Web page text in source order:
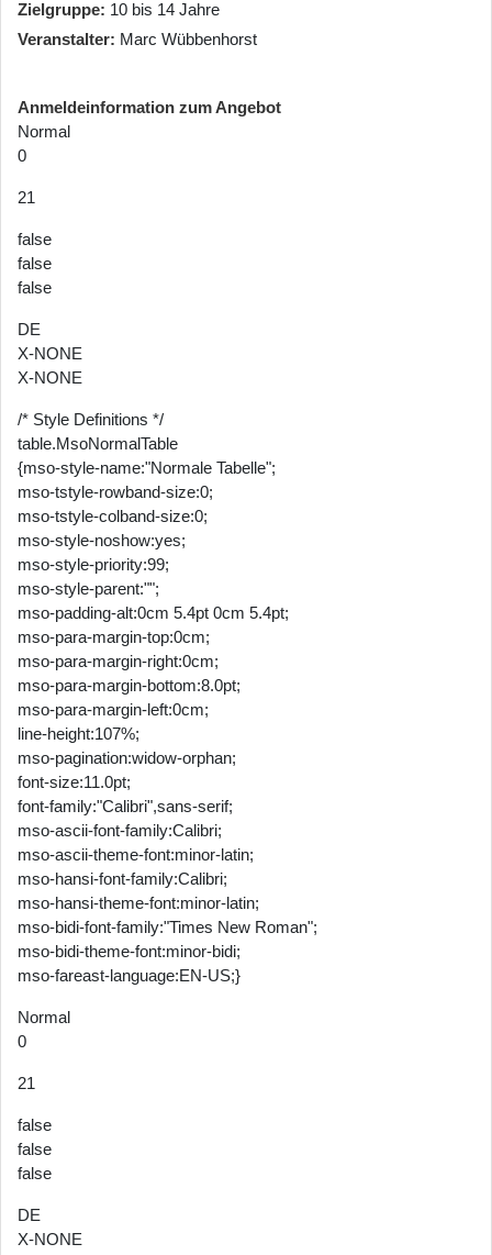
Zielgruppe 10 bis 14 Jahre
Veranstalter Marc Wübbenhorst
Anmeldeinformation zum Angebot
Normal
0
21
false
false
false
DE
X-NONE
X-NONE
/* Style Definitions */
table.MsoNormalTable
{mso-style-name:"Normale Tabelle";
mso-tstyle-rowband-size:0;
mso-tstyle-colband-size:0;
mso-style-noshow:yes;
mso-style-priority:99;
mso-style-parent:"";
mso-padding-alt:0cm 5.4pt 0cm 5.4pt;
mso-para-margin-top:0cm;
mso-para-margin-right:0cm;
mso-para-margin-bottom:8.0pt;
mso-para-margin-left:0cm;
line-height:107%;
mso-pagination:widow-orphan;
font-size:11.0pt;
font-family:"Calibri",sans-serif;
mso-ascii-font-family:Calibri;
mso-ascii-theme-font:minor-latin;
mso-hansi-font-family:Calibri;
mso-hansi-theme-font:minor-latin;
mso-bidi-font-family:"Times New Roman";
mso-bidi-theme-font:minor-bidi;
mso-fareast-language:EN-US;}
Normal
0
21
false
false
false
DE
X-NONE